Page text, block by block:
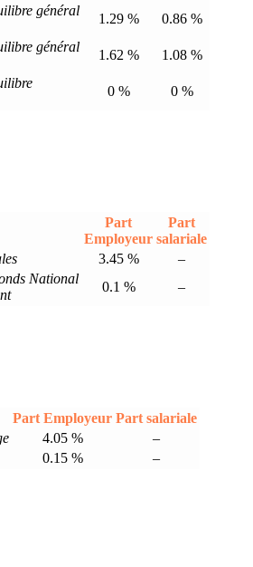
général
1.29 %
0.86 %
général
1.62 %
1.08 %
0 % 0 %
Part
Employeur
Part
salariale
3.45 %
–
National
0.1 % –
Part Employeur Part salariale
4.05 %
–
0.15 % –